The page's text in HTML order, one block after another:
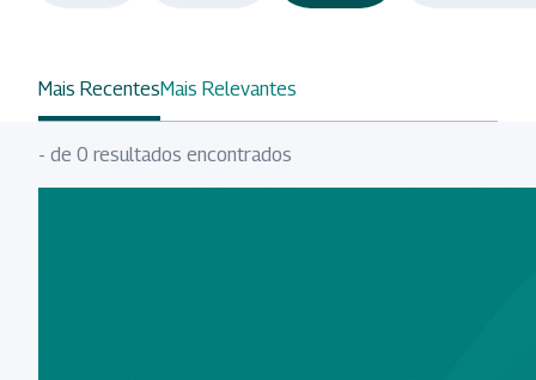
Mais RecentesMais Relevantes
- de 0 resultados encontrados